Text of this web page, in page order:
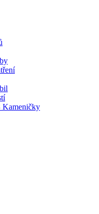
Kameničky